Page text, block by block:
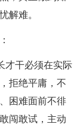
解难。
才干必须在实际
拒绝平庸，不
困难面前不徘
闯敢试，主动